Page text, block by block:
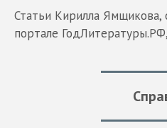
Статьи Кирилла Ямщикова,
портале